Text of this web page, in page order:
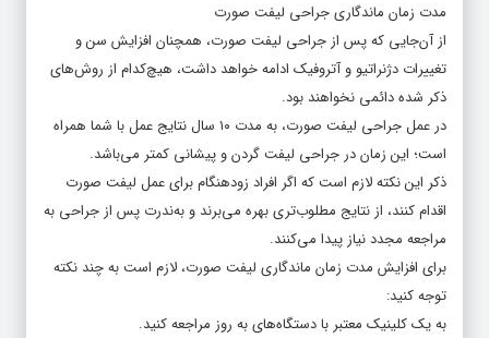
مدت زمان ماندگاری جراحی لیفت صورت
از آن‌جایی که پس از جراحی‌ لیفت صورت، همچنان افزایش سن و
تغییرات دژنراتیو و آتروفیک ادامه خواهد داشت، هیچ‌کدام از روش‌های
ذکر شده دائمی نخواهند بود.
در عمل جراحی لیفت صورت، به مدت ۱۰ سال نتایج عمل با شما همراه
است؛ این زمان در جراحی لیفت گردن و پیشانی کمتر می‌باشد.
ذکر این نکته لازم است که اگر افراد زودهنگام برای عمل لیفت صورت
اقدام کنند، از نتایج مطلوب‌تری بهره می‌برند و به‌ندرت پس از جراحی به
مراجعه مجدد نیاز پیدا می‌کنند.
برای افزایش مدت زمان ماندگاری لیفت صورت، لازم است به چند نکته
توجه کنید:
به یک کلینیک معتبر با دستگاه‌های به روز مراجعه کنید.